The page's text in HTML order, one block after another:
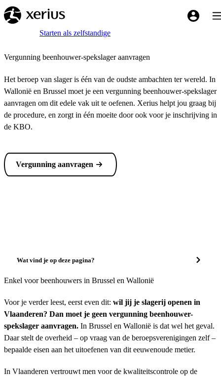
Overslaan naar de hoofdinhoud
My
Breadcrumb
HomeStarten als zelfstandige
Vergunning beenhouwer-spekslager aanvragen
Het beroep van slager is één van de oudste ambachten ter wereld. In
Wallonië en Brussel moet je een vergunning beenhouwer-spekslager
aanvragen om dit edele vak uit te oefenen. Xerius helpt jou graag bij
de procedure, en zorgt in één moeite door ook voor je inschrijving in
de KBO.
Vergunning aanvragen
Wat vind je op deze pagina?
Enkel voor beenhouwers in Brussel en Wallonië
Voor je verder leest, eerst even dit: wil jij je slagerij openen in
Vlaanderen? Dan moet je geen vergunning beenhouwer-
spekslager aanvragen. In Brussel en Wallonië is dat wel het geval.
Daar stelt de overheid – op vraag van de beroepsverenigingen zelf –
bepaalde eisen aan het uitoefenen van dit eeuwenoude metier.
In Vlaanderen vertrouwt men voor de kwaliteitscontrole op de